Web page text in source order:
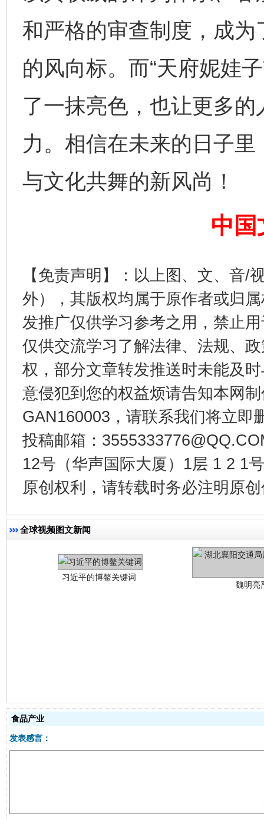
和严格的审查制度，成
的风向标。而“天府妮娃
了一抹亮色，也让更多
力。相信在未来的日子里
与文化共舞的新风尚！
中国
【免责声明】：以上图、文、音/
外），其版权均属于原作者或归
发推广仅供学习参考之用，禁止
仅供交流学习了解法律、法规、
权，部分文章转发推送时未能及
意侵犯到您的权益烦请告知本网
GAN160003，请联系我们将立即
投稿邮箱：
12号（华声国际大厦）1层 1 2 1
原创权利，请转载时务必注明原
全球视频图文新闻
这是一记警钟！
今
习近平的博鳌关键词
魏明亮
食品产业
发表感言：